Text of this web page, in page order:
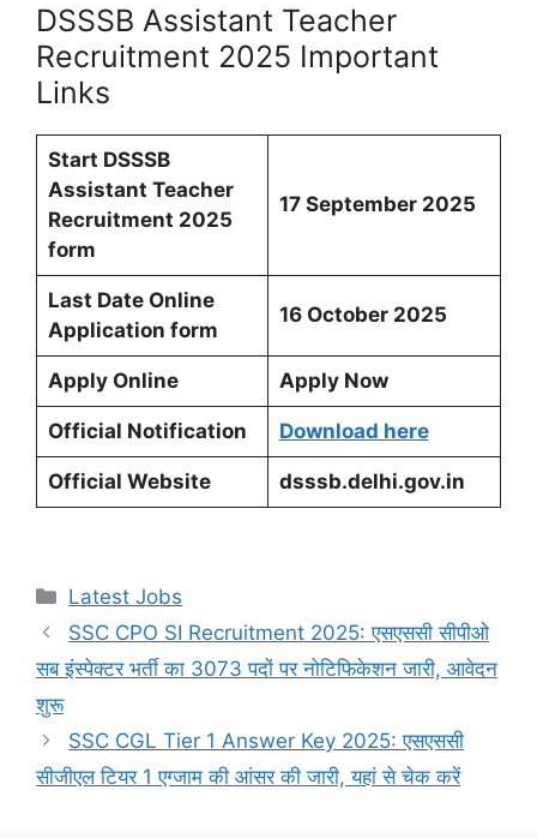
DSSSB Assistant Teacher
Recruitment 2025 Important
Links
Start DSSSB
Assistant Teacher
Recruitment 2025
form
17 September 2025
Last Date Online
Application form
16 October 2025
Apply Online Apply Now
Official Notification Download here
Official Website dsssb.delhi.gov.in
Categories
Latest Jobs
SSC CPO SI Recruitment 2025: एसएससी सीपीओ
सब इंस्पेक्टर भर्ती का 3073 पदों पर नोटिफिकेशन जारी, आवेदन
शुरू
SSC CGL Tier 1 Answer Key 2025: एसएससी
सीजीएल टियर 1 एग्जाम की आंसर की जारी, यहां से चेक करें